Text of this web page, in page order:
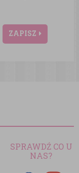
ZAPISZ
SPRAWDŹ CO U
NAS?